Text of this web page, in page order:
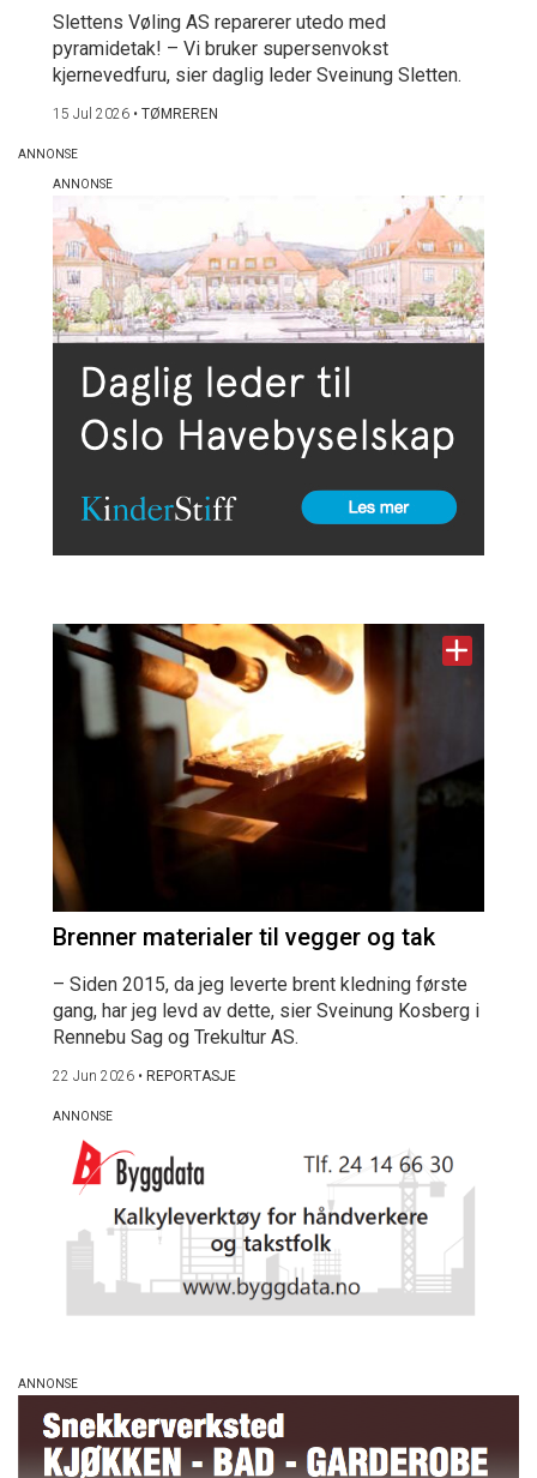
Slettens Vøling AS reparerer utedo med
pyramidetak! – Vi bruker supersenvokst
kjernevedfuru, sier daglig leder Sveinung Sletten.
15 Jul 2026 • TØMREREN
Brenner materialer til vegger og tak
– Siden 2015, da jeg leverte brent kledning første
gang, har jeg levd av dette, sier Sveinung Kosberg i
Rennebu Sag og Trekultur AS.
22 Jun 2026 • REPORTASJE